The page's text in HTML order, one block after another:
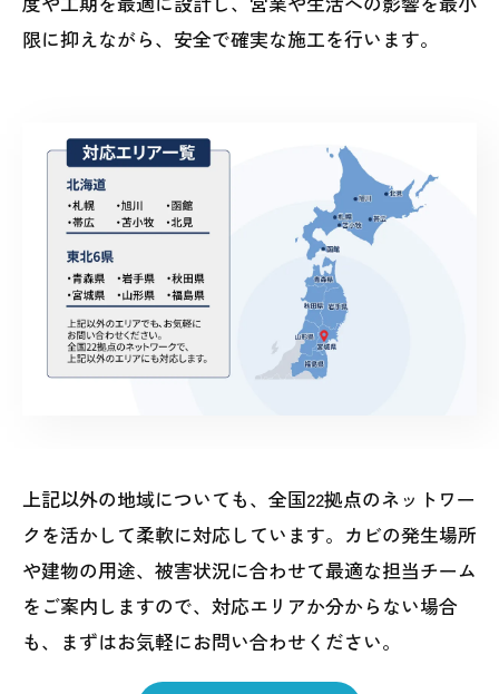
限に抑えながら、安全で確実な施工を行います。
上記以外の地域についても、全国22拠点のネットワー
クを活かして柔軟に対応しています。カビの発生場所
や建物の用途、被害状況に合わせて最適な担当チーム
をご案内しますので、対応エリアか分からない場合
も、まずはお気軽にお問い合わせください。